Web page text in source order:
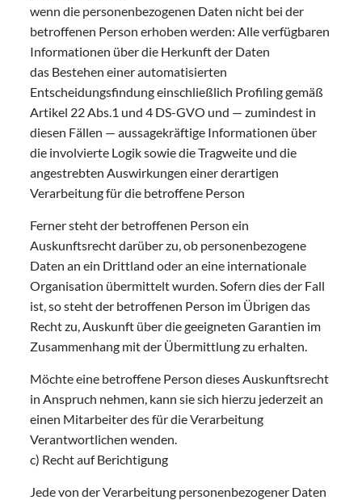
wenn die personenbezogenen Daten nicht bei der
betroffenen Person erhoben werden: Alle verfügbaren
Informationen über die Herkunft der Daten
das Bestehen einer automatisierten
Entscheidungsfindung einschließlich Profiling gemäß
Artikel 22 Abs.1 und 4 DS-GVO und — zumindest in
diesen Fällen — aussagekräftige Informationen über
die involvierte Logik sowie die Tragweite und die
angestrebten Auswirkungen einer derartigen
Verarbeitung für die betroffene Person
Ferner steht der betroffenen Person ein
Auskunftsrecht darüber zu, ob personenbezogene
Daten an ein Drittland oder an eine internationale
Organisation übermittelt wurden. Sofern dies der Fall
ist, so steht der betroffenen Person im Übrigen das
Recht zu, Auskunft über die geeigneten Garantien im
Zusammenhang mit der Übermittlung zu erhalten.
Möchte eine betroffene Person dieses Auskunftsrecht
in Anspruch nehmen, kann sie sich hierzu jederzeit an
einen Mitarbeiter des für die Verarbeitung
Verantwortlichen wenden.
c) Recht auf Berichtigung
Jede von der Verarbeitung personenbezogener Daten